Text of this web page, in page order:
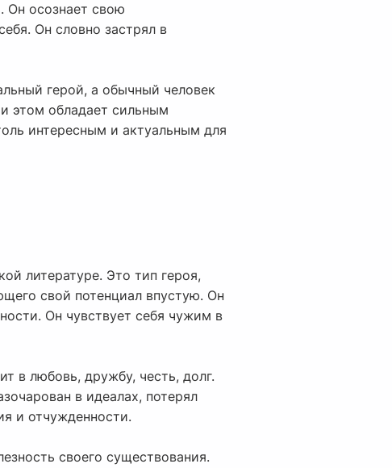
Он осознает свою
Он словно застрял в
герой, а обычный человек
этом обладает сильным
интересным и актуальным для
литературе. Это тип героя,
свой потенциал впустую. Он
Он чувствует себя чужим в
в любовь, дружбу, честь, долг.
в идеалах, потерял
и отчужденности.
своего существования.